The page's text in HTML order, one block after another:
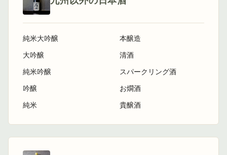
純米大吟醸
大吟醸
純米吟醸
吟醸
純米
本醸造
清酒
スパークリング酒
お燗酒
貴醸酒